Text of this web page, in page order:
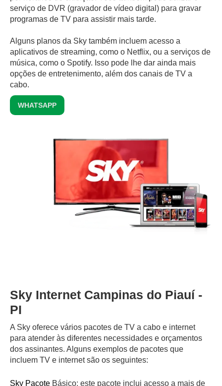
serviço de DVR (gravador de vídeo digital) para gravar
programas de TV para assistir mais tarde.
Alguns planos da Sky também incluem acesso a
aplicativos de streaming, como o Netflix, ou a serviços de
música, como o Spotify. Isso pode lhe dar ainda mais
opções de entretenimento, além dos canais de TV a
cabo.
WHATSAPP
Sky Internet Campinas do Piauí -
PI
A Sky oferece vários pacotes de TV a cabo e internet
para atender às diferentes necessidades e orçamentos
dos assinantes. Alguns exemplos de pacotes que
incluem TV e internet são os seguintes:
Sky Pacote Básico: este pacote inclui acesso a mais de